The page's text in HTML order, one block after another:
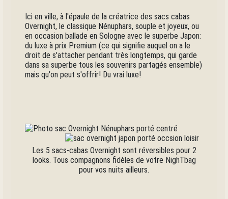
Ici en ville, à l'épaule de la créatrice des sacs cabas
Overnight, le classique Nénuphars, souple et joyeux, ou
en occasion ballade en Sologne avec le superbe Japon:
du luxe à prix Premium (ce qui signifie auquel on a le
droit de s'attacher pendant très longtemps, qui garde
dans sa superbe tous les souvenirs partagés ensemble)
mais qu'on peut s'offrir! Du vrai luxe!
Les 5 sacs-cabas Overnight sont réversibles pour 2
looks. Tous compagnons fidèles de votre NighTbag
pour vos nuits ailleurs.